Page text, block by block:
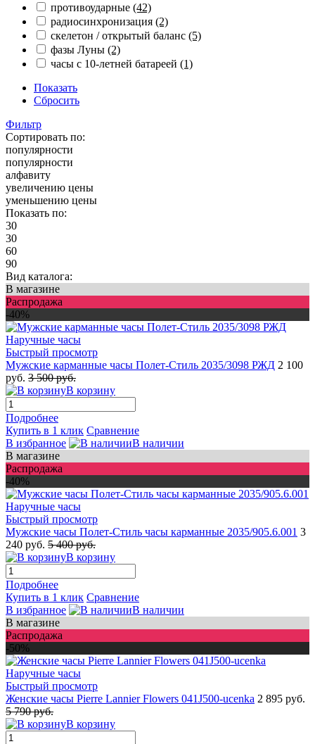
противоударные (42)
радиосинхронизация (2)
скелетон / открытый баланс (5)
фазы Луны (2)
часы с 10-летней батареей (1)
Показать
Сбросить
Фильтр
Сортировать по:
популярности
популярности
алфавиту
увеличению цены
уменьшению цены
Показать по:
30
30
60
90
Вид каталога:
В магазине
Распродажа
-40%
Быстрый просмотр
Мужские карманные часы Полет-Стиль 2035/3098 РЖД 2 100
руб. 3 500 руб.
В корзину
Подробнее
Купить в 1 клик Сравнение
В избранное
В наличии
В магазине
Распродажа
-40%
Быстрый просмотр
Мужские часы Полет-Стиль часы карманные 2035/905.6.001 3
240 руб. 5 400 руб.
В корзину
Подробнее
Купить в 1 клик Сравнение
В избранное
В наличии
В магазине
Распродажа
-50%
Быстрый просмотр
Женские часы Pierre Lannier Flowers 041J500-ucenka 2 895 руб.
5 790 руб.
В корзину